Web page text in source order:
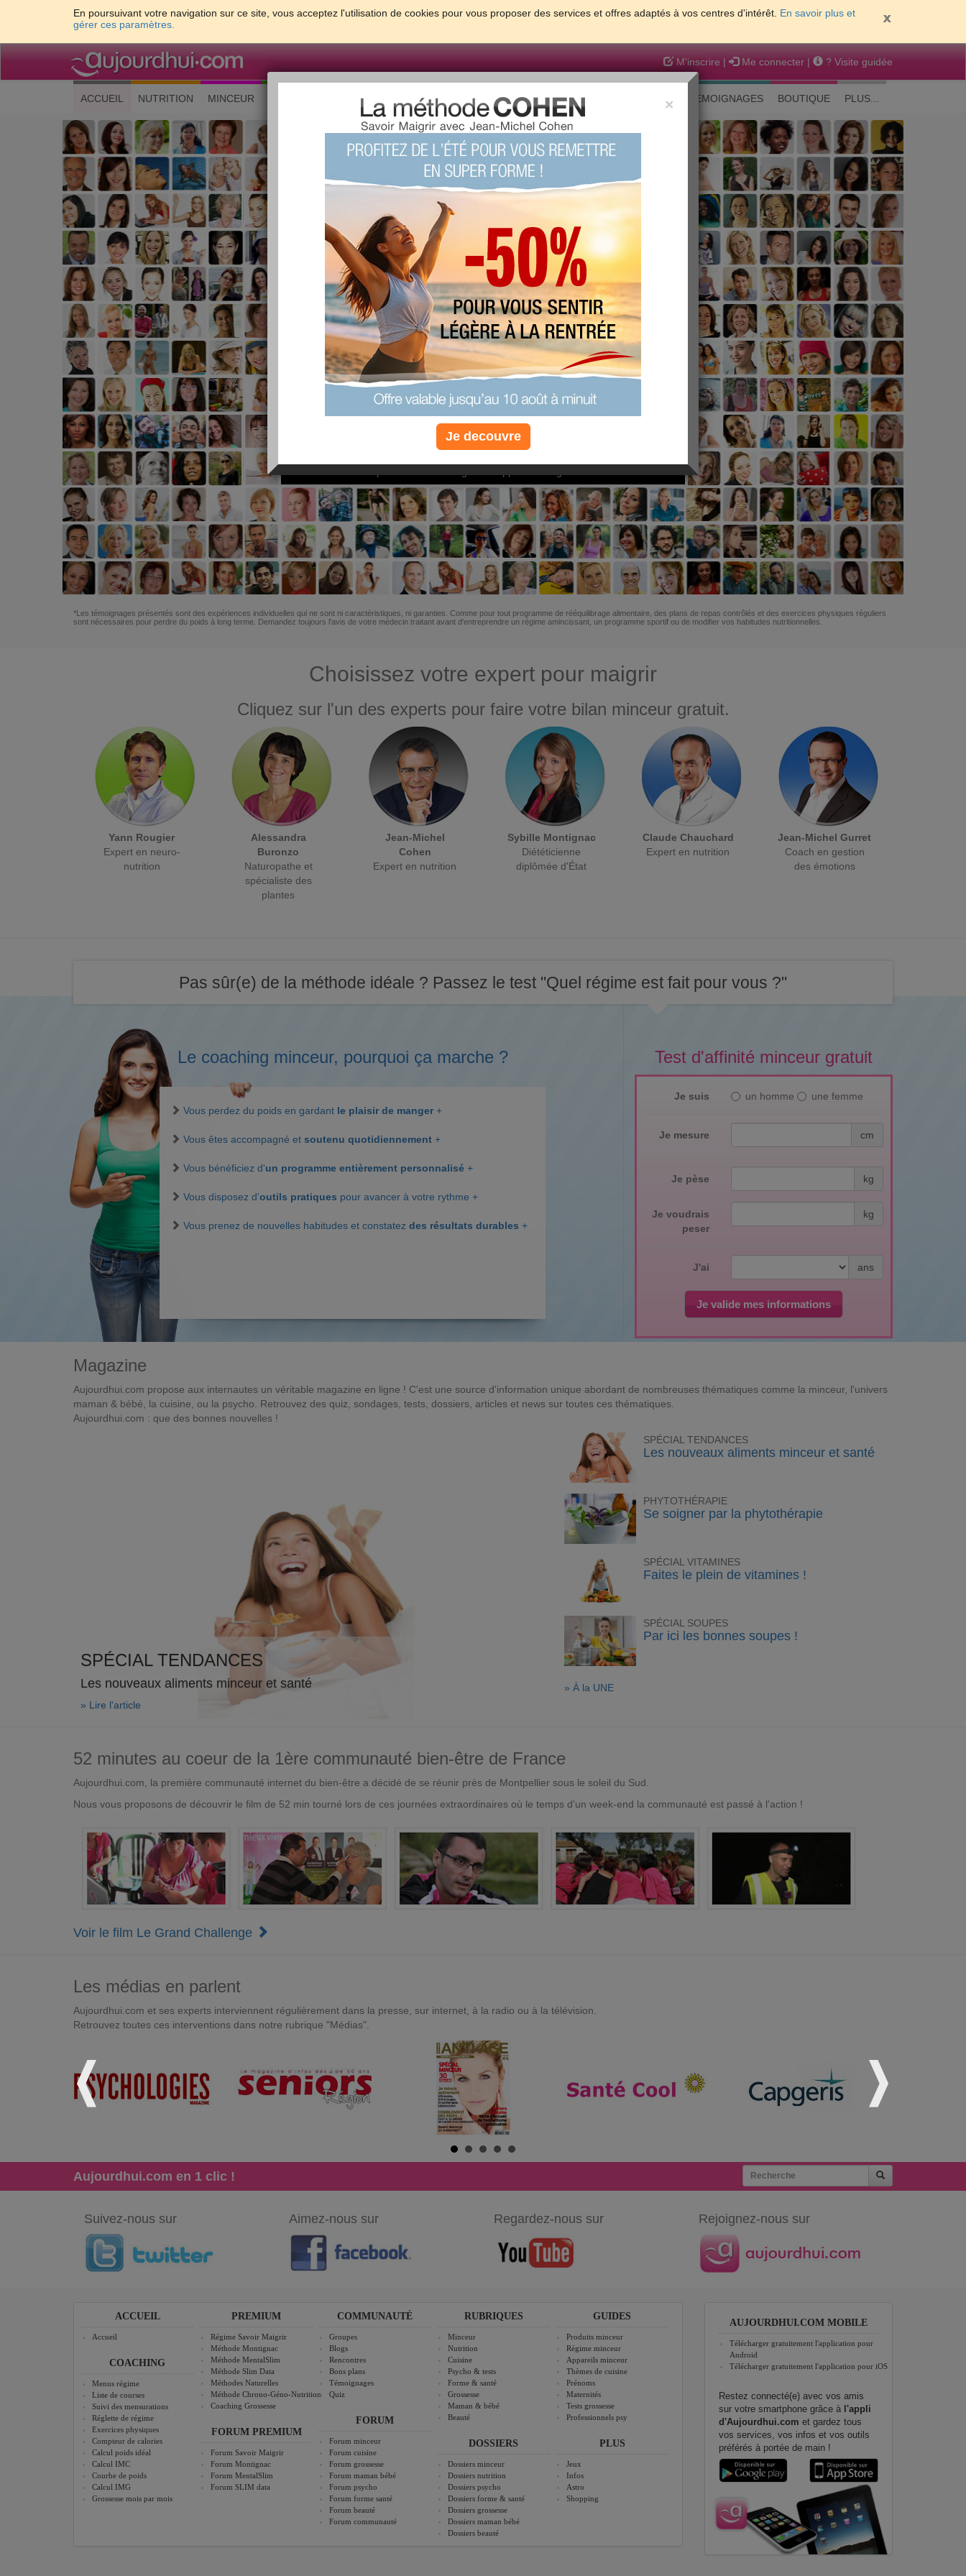
En poursuivant votre navigation sur ce site, vous acceptez l'utilisation de cookies pour vous proposer des services et offres adaptés à vos centres d'intérêt. En savoir plus et
gérer ces paramètres.
M'inscrire | Me connecter | ? Visite guidée
ACCUEIL (current)
NUTRITION MINCEUR FORME & SANTE PSYCHO & TESTS GROSSESSE & BEBE TEMOIGNAGES BOUTIQUE PLUS...
Les meilleures solutions pour maigrir et être bien dans sa peau
PLUS
EFFICACE
PLUS
SANTÉ
PLUS
COACHING
Non, je préfère le régime gratuit
*Les témoignages présentés sont des expériences individuelles qui ne sont ni caractéristiques, ni garanties. Comme pour tout programme de rééquilibrage alimentaire, des plans de repas contrôlés et des exercices physiques réguliers
sont nécessaires pour perdre du poids à long terme. Demandez toujours l'avis de votre médecin traitant avant d'entreprendre un régime amincissant, un programme sportif ou de modifier vos habitudes nutritionnelles.
Choisissez votre expert pour maigrir
Cliquez sur l'un des experts pour faire votre bilan minceur gratuit.
Yann Rougier
Expert en neuro-
nutrition
Alessandra
Buronzo
Naturopathe et
spécialiste des
plantes
Jean-Michel
Cohen
Expert en nutrition
Sybille Montignac
Diététicienne
diplômée d'État
Claude Chauchard
Expert en nutrition
Jean-Michel Gurret
Coach en gestion
des émotions
Pas sûr(e) de la méthode idéale ? Passez le test "Quel régime est fait pour vous ?"
Test d'affinité minceur gratuit
Je suis un homme une femme
Je mesure cm
Je pèse kg
Je voudrais
peser
kg
J'ai ans
Je valide mes informations
Le coaching minceur, pourquoi ça marche ?
Vous perdez du poids en gardant le plaisir de manger +
Vous êtes accompagné et soutenu quotidiennement +
Vous bénéficiez d'un programme entièrement personnalisé +
Vous disposez d'outils pratiques pour avancer à votre rythme +
Vous prenez de nouvelles habitudes et constatez des résultats durables +
Magazine
Aujourdhui.com propose aux internautes un véritable magazine en ligne ! C'est une source d'information unique abordant de nombreuses thématiques comme la minceur, l'univers
maman & bébé, la cuisine, ou la psycho. Retrouvez des quiz, sondages, tests, dossiers, articles et news sur toutes ces thématiques.
Aujourdhui.com : que des bonnes nouvelles !
SPÉCIAL TENDANCES
Les nouveaux aliments minceur et santé
» Lire l'article
SPÉCIAL TENDANCES
Les nouveaux aliments minceur et santé
PHYTOTHÉRAPIE
Se soigner par la phytothérapie
SPÉCIAL VITAMINES
Faites le plein de vitamines !
SPÉCIAL SOUPES
Par ici les bonnes soupes !
» À la UNE
52 minutes au coeur de la 1ère communauté bien-être de France
Aujourdhui.com, la première communauté internet du bien-être a décidé de se réunir près de Montpellier sous le soleil du Sud.
Nous vous proposons de découvrir le film de 52 min tourné lors de ces journées extraordinaires où le temps d'un week-end la communauté est passé à l'action !
Voir le film Le Grand Challenge
Les médias en parlent
Aujourdhui.com et ses experts interviennent régulièrement dans la presse, sur internet, à la radio ou à la télévision.
Retrouvez toutes ces interventions dans notre rubrique "Médias".
Aujourdhui.com en 1 clic !
Suivez-nous sur Aimez-nous sur Regardez-nous sur Rejoignez-nous sur
ACCUEIL
Accueil
COACHING
Menus régime
Liste de courses
Suivi des mensurations
Réglette de régime
Exercices physiques
Compteur de calories
Calcul poids idéal
Calcul IMC
Courbe de poids
Calcul IMG
Grossesse mois par mois
PREMIUM
Régime Savoir Maigrir
Méthode Montignac
Méthode MentalSlim
Méthode Slim Data
Méthodes Naturelles
Méthode Chrono-Géno-Nutrition
Coaching Grossesse
FORUM PREMIUM
Forum Savoir Maigrir
Forum Montignac
Forum MentalSlim
Forum SLIM data
COMMUNAUTÉ
Groupes
Blogs
Rencontres
Bons plans
Témoignages
Quiz
FORUM
Forum minceur
Forum cuisine
Forum grossesse
Forum maman bébé
Forum psycho
Forum forme santé
Forum beauté
Forum communauté
RUBRIQUES
Minceur
Nutrition
Cuisine
Psycho & tests
Forme & santé
Grossesse
Maman & bébé
Beauté
DOSSIERS
Dossiers minceur
Dossiers nutrition
Dossiers psycho
Dossiers forme & santé
Dossiers grossesse
Dossiers maman bébé
Dossiers beauté
GUIDES
Produits minceur
Régime minceur
Appareils minceur
Thèmes de cuisine
Prénoms
Maternités
Tests grossesse
Professionnels psy
PLUS
Jeux
Infos
Astro
Shopping
AUJOURDHUI.COM MOBILE
Télécharger gratuitement l'application pour
Android
Télécharger gratuitement l'application pour iOS
Restez connecté(e) avec vos amis
sur votre smartphone grâce à l'appli
d'Aujourdhui.com et gardez tous
vos services, vos infos et vos outils
préférés à portée de main !
×
Je decouvre